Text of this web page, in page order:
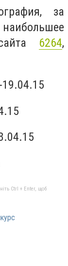
за
6264,
Ctrl + Enter, щоб